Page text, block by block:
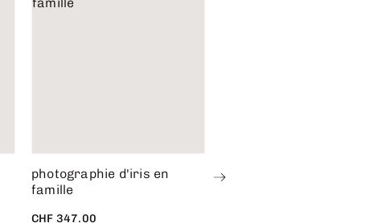
photographie d'iris en
famille
CHF 347.00
Photographie d'iris en